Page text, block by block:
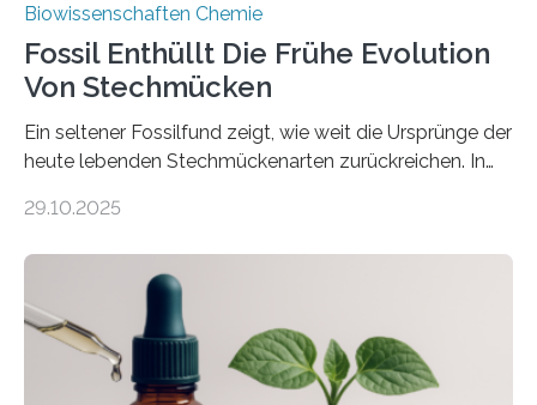
Biowissenschaften Chemie
Fossil Enthüllt Die Frühe Evolution
Von Stechmücken
Ein seltener Fossilfund zeigt, wie weit die Ursprünge der
heute lebenden Stechmückenarten zurückreichen. In
Forschende die bisher älteste bekannte Stechmücken-
Region Kachin in Myanmar und hat sich in
ausgezeichnetem Zustand erhalten. Es konnte als neue
Art einer neuen Gattung beschrieben werden und trägt
nun den Namen Cretosabethes primaevus. Dieser erste
fossile Nachweis einer Stechmückenlarve in Bernstein
29.10.2025